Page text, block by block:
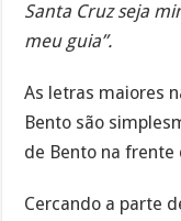
Santa Cruz seja
meu guia”.
As letras maiores
Bento são
de Bento na frente
Cercando a parte